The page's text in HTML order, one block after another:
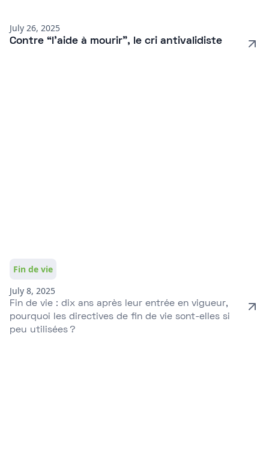
July 26, 2025
Contre “l’aide à mourir”, le cri antivalidiste
Fin de vie
July 8, 2025
Fin de vie : dix ans après leur entrée en vigueur,
pourquoi les directives de fin de vie sont-elles si
peu utilisées ?